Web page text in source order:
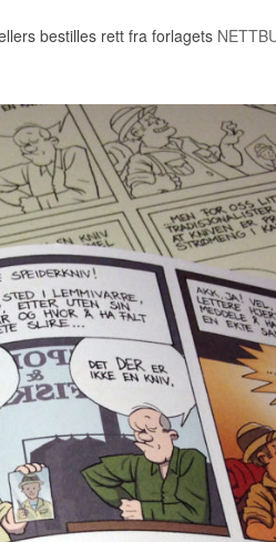
bestilles rett fra forlagets